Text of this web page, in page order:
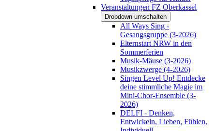
Veranstaltungen FZ Oberkassel
Dropdown umschalten
All Ways Sing -
Gesangsgruppe (3-2026)
Elternstart NRW in den
Sommerferien
Musik-Mäuse (3-2026)
Musikzwerge (4-2026)
Singen Level Up! Entdecke
deine stimmliche Magie im
Mini-Chor-Ensemble (3-
2026)
DELFI - Denken,
Entwickeln, Lieben, Fühlen,